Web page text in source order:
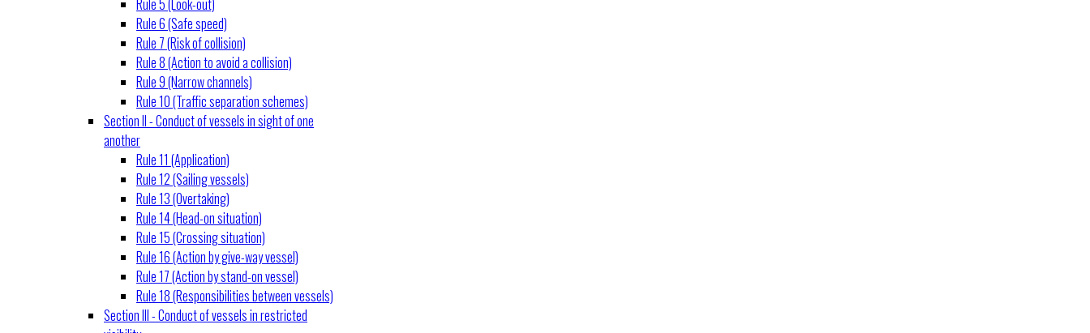
Rule 5 (Look-out)
Rule 6 (Safe speed)
Rule 7 (Risk of collision)
Rule 8 (Action to avoid a collision)
Rule 9 (Narrow channels)
Rule 10 (Traffic separation schemes)
Section II - Conduct of vessels in sight of one
another
Rule 11 (Application)
Rule 12 (Sailing vessels)
Rule 13 (Overtaking)
Rule 14 (Head-on situation)
Rule 15 (Crossing situation)
Rule 16 (Action by give-way vessel)
Rule 17 (Action by stand-on vessel)
Rule 18 (Responsibilities between vessels)
Section III - Conduct of vessels in restricted